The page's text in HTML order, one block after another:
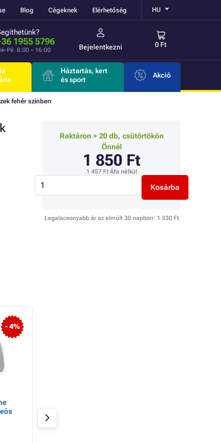
Blog Cégeknek Elérhetőség HU
1955 5796
8:00 – 16:00 Bejelentkezni 0 Ft
Háztartás, kert
és sport
Akció
fehér színben
Raktáron > 20 db, csütörtökön
Önnél
1 850 Ft
1 457 FtÁfa nélkül
Kosárba
Legalacsonyabb ár az elmúlt 30 napban: 1 330 Ft
- 4%
videó bébiőr , kék